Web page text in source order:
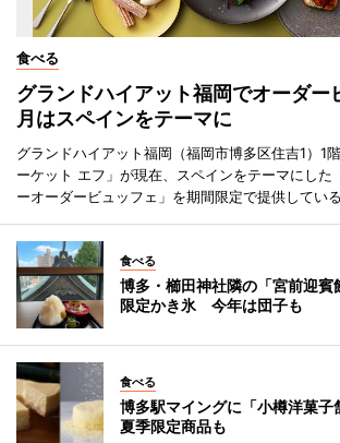
食べる
グランドハイアット福岡でオーダ
月はスペインをテーマに
グランドハイアット福岡（福岡市博多区住吉1）1
ーケット エフ」が現在、スペインをテーマにした
ーオーダービュッフェ」を期間限定で提供している
食べる
博多・櫛田神社隣の「宮前迎賓
限定かき氷 今年は団子も
食べる
博多駅マイングに「小樽洋菓
夏季限定商品も